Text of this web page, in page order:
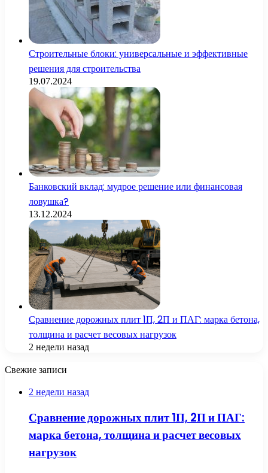
Строительные блоки: универсальные и эффективные
решения для строительства
19.07.2024
Банковский вклад: мудрое решение или финансовая
ловушка?
13.12.2024
Сравнение дорожных плит 1П, 2П и ПАГ: марка бетона,
толщина и расчет весовых нагрузок
2 недели назад
Свежие записи
2 недели назад
Сравнение дорожных плит 1П, 2П и ПАГ:
марка бетона, толщина и расчет весовых
нагрузок